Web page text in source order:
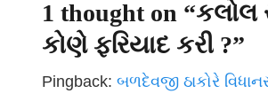
1 thought on “કલોલ
કોણે ફરિયાદ કરી ?”
Pingback: બળદેવજી ઠાકોરે